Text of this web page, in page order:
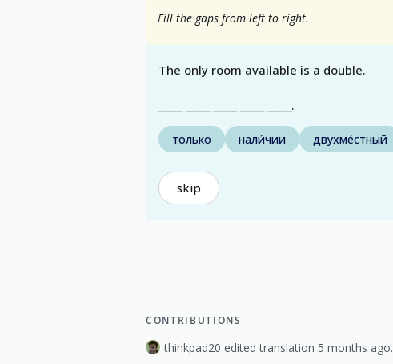
Fill the gaps from left to right.
The only room available is a double.
_____ _____ _____ _____ _____.
только нали́чии двухме́стный
skip
CONTRIBUTIONS
thinkpad20 edited translation 5 months ago.